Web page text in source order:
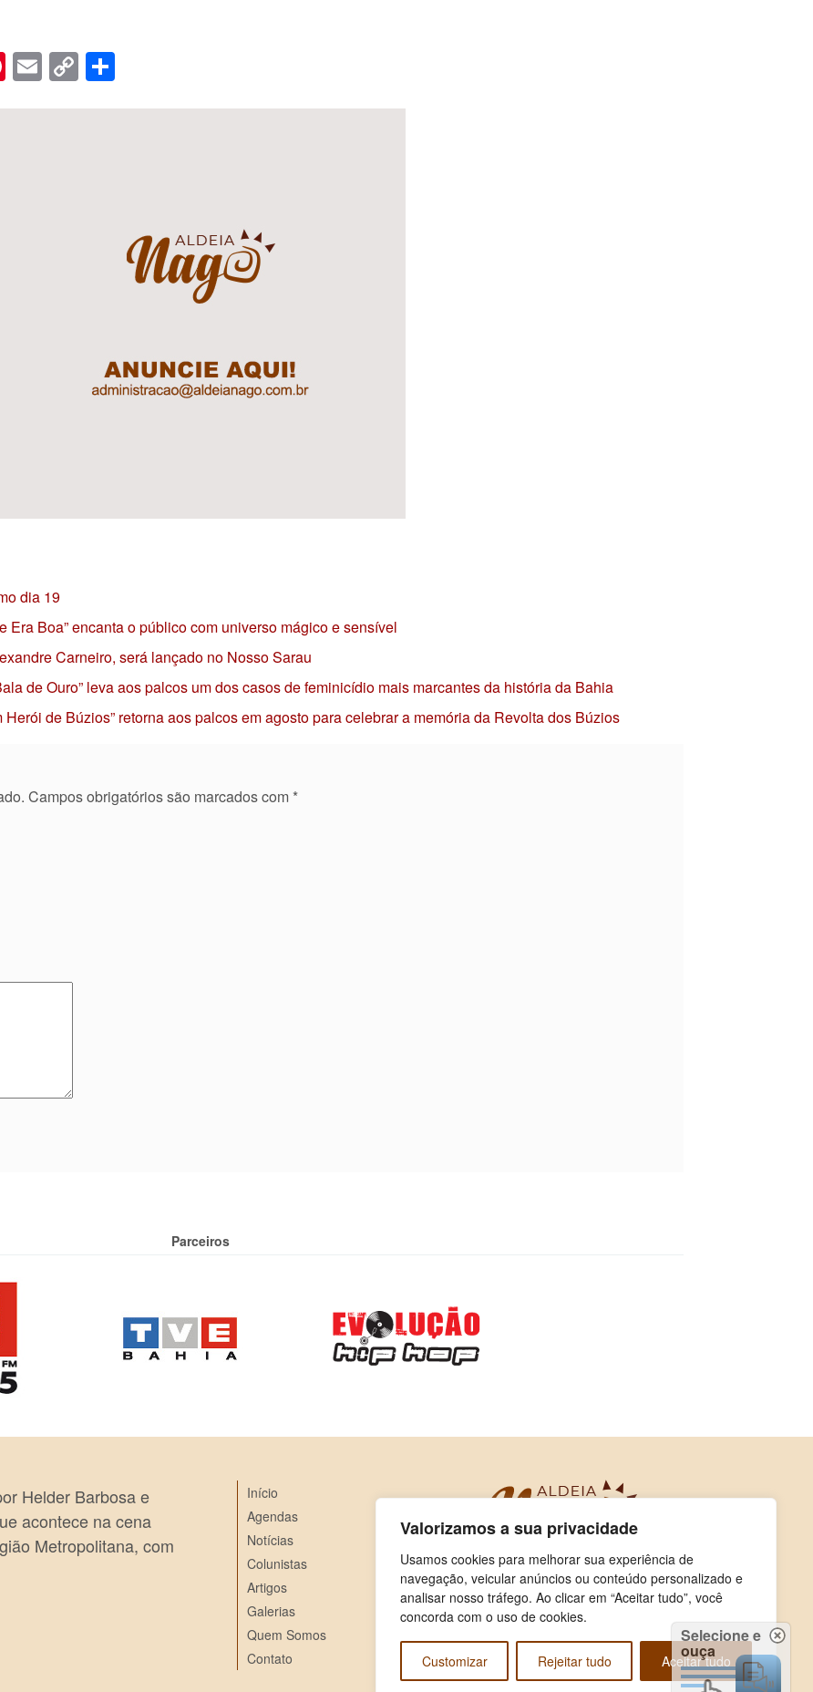
Valorizamos a sua privacidade
Usamos cookies para melhorar sua experiência de
navegação, veicular anúncios ou conteúdo personalizado e
analisar nosso tráfego. Ao clicar em “Aceitar tudo”, você
concorda com o uso de cookies.
Customizar Rejeitar tudo Aceitar tudo
Pinterest
Email
Copy
Link
dia 19
Era Boa” encanta o público com universo mágico e sensível
Carneiro, será lançado no Nosso Sarau
de Ouro” leva aos palcos um dos casos de feminicídio mais marcantes da história da Bahia
de Búzios” retorna aos palcos em agosto para celebrar a memória da Revolta dos Búzios
Campos obrigatórios são marcados com *
Parceiros
Helder Barbosa e
acontece na cena
Metropolitana, com
Início
Agendas
Notícias
Colunistas
Artigos
Galerias
Quem Somos
Contato
Selecione e
ouça